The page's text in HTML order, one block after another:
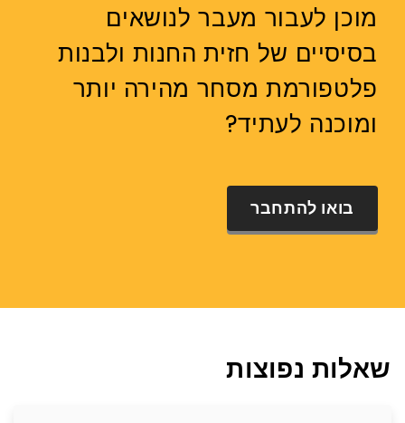
מוכן לעבור מעבר לנושאים
בסיסיים של חזית החנות ולבנות
פלטפורמת מסחר מהירה יותר
ומוכנה לעתיד?
בואו להתחבר
שאלות נפוצות